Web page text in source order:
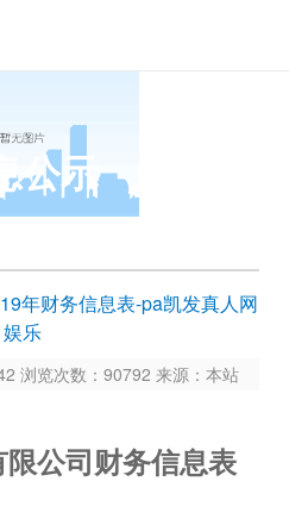
公示
年财务信息表-pa凯发真人网
娱乐
浏览次数：90792 来源：本站
公司财务信息表